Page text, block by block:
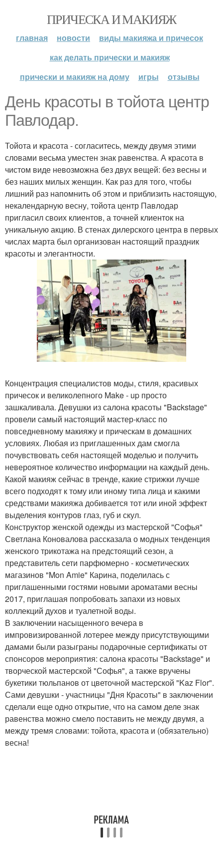
ПРИЧЕСКА И МАКИЯЖ
главная новости
виды макияжа и причесок
как делать прически и макияж
прически и макияж на дому
игры отзывы
День красоты в тойота центр
Павлодар.
Тойота и красота - согласитесь, между двумя этими
словами весьма уместен знак равенства. А красота в
чистом виде невозможна без двух вещей: без весны и
без наших милых женщин. Как раз для того, чтобы
лишний раз напомнить об этом и приблизить настоящую,
некалендарную весну, тойота центр Павлодар
пригласил своих клиентов, а точней клиенток на
уникальную акцию. В стенах дилерского центра в первых
числах марта был организован настоящий праздник
красоты и элегантности.
Концентрация специалистов моды, стиля, красивых
причесок и великолепного Make - up просто
зашкаливала. Девушки из салона красоты "Backstage"
провели самый настоящий мастер-класс по
повседневному макияжу и прическам в домашних
условиях. Любая из приглашенных дам смогла
почувствовать себя настоящей моделью и получить
невероятное количество информации на каждый день.
Какой макияж сейчас в тренде, какие стрижки лучше
всего подходят к тому или иному типа лица и какими
средствами макияжа добивается тот или иной эффект
выделения контуров глаз, губ и скул.
Конструктор женской одежды из мастерской "Софья"
Светлана Коновалова рассказала о модных тенденция
женского трикотажа на предстоящий сезон, а
представитель сети парфюмерно - косметических
магазинов "Mon Amie" Карина, поделилась с
приглашенными гостями новыми ароматами весны
2017, приглашая попробовать запахи из новых
коллекций духов и туалетной воды.
В заключении насыщенного вечера в
импровизированной лотерее между присутствующими
дамами были разыграны подарочные сертификаты от
спонсоров мероприятия: салона красоты "Backstage" и
творческой мастерской "Софья", а также вручены
букетики тюльпанов от цветочной мастерской "Kaz Flor".
Сами девушки - участницы "Дня Красоты" в заключении
сделали еще одно открытие, что на самом деле знак
равенства можно смело поставить не между двумя, а
между тремя словами: тойота, красота и (обязательно)
весна!